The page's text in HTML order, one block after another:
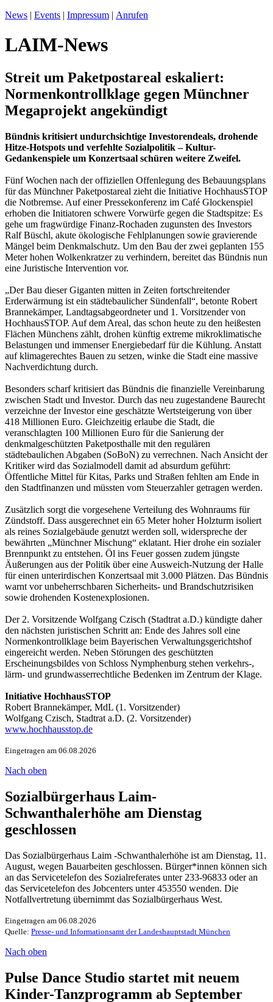
News | Events | Impressum | Anrufen
LAIM-News
Streit um Paketpostareal eskaliert:
Normenkontrollklage gegen Münchner
Megaprojekt angekündigt
Bündnis kritisiert undurchsichtige Investorendeals, drohende
Hitze-Hotspots und verfehlte Sozialpolitik – Kultur-
Gedankenspiele um Konzertsaal schüren weitere Zweifel.
Fünf Wochen nach der offiziellen Offenlegung des Bebauungsplans
für das Münchner Paketpostareal zieht die Initiative HochhausSTOP
die Notbremse. Auf einer Pressekonferenz im Café Glockenspiel
erhoben die Initiatoren schwere Vorwürfe gegen die Stadtspitze: Es
gehe um fragwürdige Finanz-Rochaden zugunsten des Investors
Ralf Büschl, akute ökologische Fehlplanungen sowie gravierende
Mängel beim Denkmalschutz. Um den Bau der zwei geplanten 155
Meter hohen Wolkenkratzer zu verhindern, bereitet das Bündnis nun
eine Juristische Intervention vor.
„Der Bau dieser Giganten mitten in Zeiten fortschreitender
Erderwärmung ist ein städtebaulicher Sündenfall“, betonte Robert
Brannekämper, Landtagsabgeordneter und 1. Vorsitzender von
HochhausSTOP. Auf dem Areal, das schon heute zu den heißesten
Flächen Münchens zählt, drohen künftig extreme mikroklimatische
Belastungen und immenser Energiebedarf für die Kühlung. Anstatt
auf klimagerechtes Bauen zu setzen, winke die Stadt eine massive
Nachverdichtung durch.
Besonders scharf kritisiert das Bündnis die finanzielle Vereinbarung
zwischen Stadt und Investor. Durch das neu zugestandene Baurecht
verzeichne der Investor eine geschätzte Wertsteigerung von über
418 Millionen Euro. Gleichzeitig erlaube die Stadt, die
veranschlagten 100 Millionen Euro für die Sanierung der
denkmalgeschützten Paketposthalle mit den regulären
städtebaulichen Abgaben (SoBoN) zu verrechnen. Nach Ansicht der
Kritiker wird das Sozialmodell damit ad absurdum geführt:
Öffentliche Mittel für Kitas, Parks und Straßen fehlten am Ende in
den Stadtfinanzen und müssten vom Steuerzahler getragen werden.
Zusätzlich sorgt die vorgesehene Verteilung des Wohnraums für
Zündstoff. Dass ausgerechnet ein 65 Meter hoher Holzturm isoliert
als reines Sozialgebäude genutzt werden soll, widerspreche der
bewährten „Münchner Mischung“ eklatant. Hier drohe ein sozialer
Brennpunkt zu entstehen. Öl ins Feuer gossen zudem jüngste
Äußerungen aus der Politik über eine Ausweich-Nutzung der Halle
für einen unterirdischen Konzertsaal mit 3.000 Plätzen. Das Bündnis
warnt vor unbeherrschbaren Sicherheits- und Brandschutzrisiken
sowie drohenden Kostenexplosionen.
Der 2. Vorsitzende Wolfgang Czisch (Stadtrat a.D.) kündigte daher
den nächsten juristischen Schritt an: Ende des Jahres soll eine
Normenkontrollklage beim Bayerischen Verwaltungsgerichtshof
eingereicht werden. Neben Störungen des geschützten
Erscheinungsbildes von Schloss Nymphenburg stehen verkehrs-,
lärm- und grundwasserrechtliche Bedenken im Zentrum der Klage.
Initiative HochhausSTOP
Robert Brannekämper, MdL (1. Vorsitzender)
Wolfgang Czisch, Stadtrat a.D. (2. Vorsitzender)
www.hochhausstop.de
Eingetragen am 06.08.2026
Nach oben
Sozialbürgerhaus Laim-
Schwanthalerhöhe am Dienstag
geschlossen
Das Sozialbürgerhaus Laim -Schwanthalerhöhe ist am Dienstag, 11.
August, wegen Bauarbeiten geschlossen. Bürger*innen können sich
an das Servicetelefon des Sozialreferates unter 233-96833 oder an
das Servicetelefon des Jobcenters unter 453550 wenden. Die
Notfallvertretung übernimmt das Sozialbürgerhaus West.
Eingetragen am 06.08.2026
Quelle: Presse- und Informationsamt der Landeshauptstadt München
Nach oben
Pulse Dance Studio startet mit neuem
Kinder-Tanzprogramm ab September